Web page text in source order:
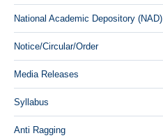
National Academic Depository (NAD)
Notice/Circular/Order
Media Releases
Syllabus
Anti Ragging